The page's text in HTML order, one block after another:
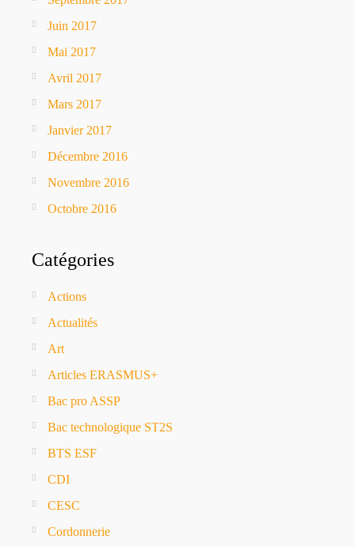
Juin 2017
Mai 2017
Avril 2017
Mars 2017
Janvier 2017
Décembre 2016
Novembre 2016
Octobre 2016
Catégories
Actions
Actualités
Art
Articles ERASMUS+
Bac pro ASSP
Bac technologique ST2S
BTS ESF
CDI
CESC
Cordonnerie